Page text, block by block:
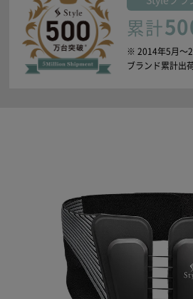
累計
※ 2014年5月〜
ブランド累計出